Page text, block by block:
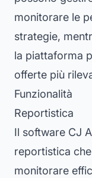
monitorare le
strategie,
la piattaforma
offerte più
Funzionalità
Reportistica
Il software CJ
reportistica
monitorare